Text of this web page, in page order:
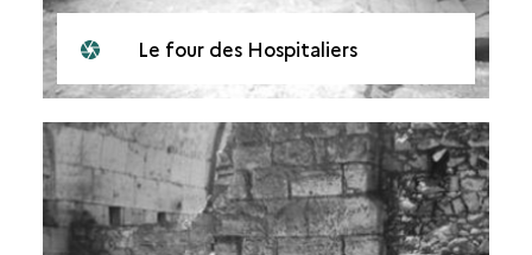
Le four des Hospitaliers